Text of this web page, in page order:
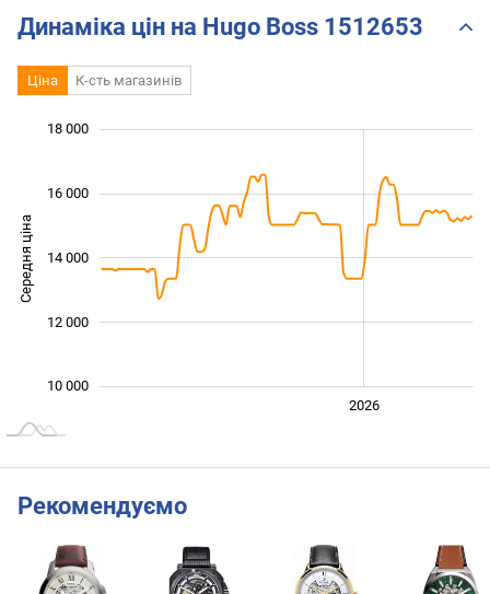
Динаміка цін на Hugo Boss 1512653
Ціна К-сть магазинів
Середня ціна 10 000
10 000
12 000
14 000
16 000
18 000
2026
Рекомендуємо